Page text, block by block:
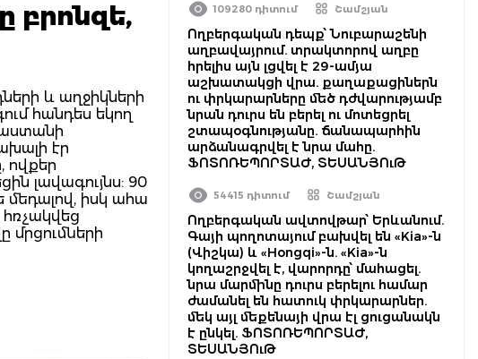
բրոնզե,
և աղջիկների
հանդես եկող
էր
ովքեր
լավագույնս: 90
իսկ ահա
մրցումների
109280 դիտում Շամշյան
Ողբերգական դեպք՝ Նուբարաշենի
աղբավայրում. տրակտորով աղբը
հրելիս այն լցվել է 29-ամյա
աշխատակցի վրա. քաղաքացիներն
ու փրկարարները մեծ դժվարությամբ
նրան դուրս են բերել ու մոտեցրել
շտապօգնությանը. ճանապարհին
արձանագրվել է նրա մահը.
ՖՈՏՈՌԵՊՈՐՏԱԺ, ՏԵՍԱՆՅՈւԹ
54415 դիտում Շամշյան
Ողբերգական ավտովթար՝ Երևանում.
Գայի պողոտայում բախվել են «Kia»-ն
(Վիշկա) և «Hongqi»-ն. «Kia»-ն
կողաշրջվել է, վարորդը՝ մահացել.
նրա մարմինը դուրս բերելու համար
ժամանել են հատուկ փրկարարներ.
մեկ այլ մեքենայի վրա էլ ցուցանակն
է ընկել. ՖՈՏՈՌԵՊՈՐՏԱԺ,
ՏԵՍԱՆՅՈւԹ